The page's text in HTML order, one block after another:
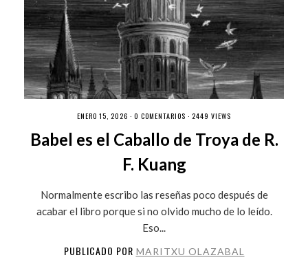
ENERO 15, 2026 · 0 COMENTARIOS · 2449 VIEWS
Babel es el Caballo de Troya de R.
F. Kuang
Normalmente escribo las reseñas poco después de
acabar el libro porque si no olvido mucho de lo leído.
Eso...
PUBLICADO POR MARITXU OLAZABAL